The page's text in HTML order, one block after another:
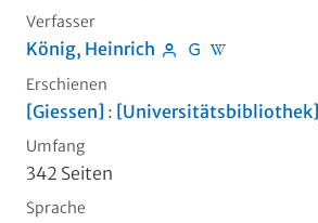
Verfasser
König, Heinrich
Erschienen
[Giessen] : [Universitätsbibliothek]
Umfang
342 Seiten
Sprache